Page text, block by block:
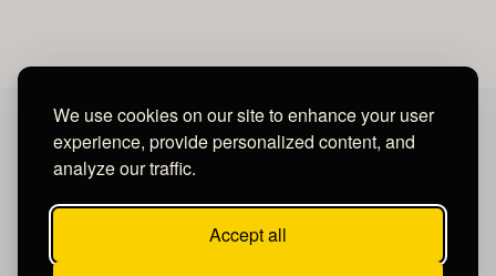
We use cookies on our site to enhance your user
experience, provide personalized content, and
analyze our traffic.
Accept all
MAYA MEDIA GROUP
Ubicados en Tegucigalpa - Honduras.